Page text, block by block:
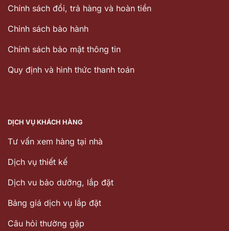
Chính sách đổi, trả hàng và hoàn tiền
Chinh sách bảo hành
Chính sách bảo mật thông tin
Quy định và hình thức thanh toán
DỊCH VỤ KHÁCH HÀNG
Tư vấn xem hàng tại nhà
Dịch vụ thiết kế
Dịch vu bảo dưỡng, lắp đặt
Bảng giá dịch vụ lắp đặt
Câu hỏi thường gặp